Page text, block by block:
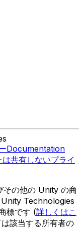
Documentation
共有しないプライ
の他の Unity の商
Unity Technologies
標です (詳しくはこ
該当する所有者の